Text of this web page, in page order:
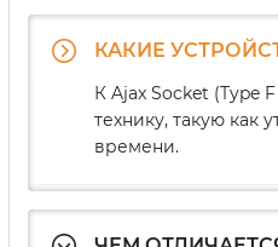
КАКИЕ
К Ajax Socket (Type
технику, такую как
времени.